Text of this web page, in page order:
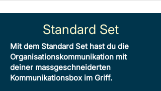
Standard Set
Mit dem Standard Set hast du die
Organisationskommunikation mit
deiner massgeschneiderten
Kommunikationsbox im Griff.